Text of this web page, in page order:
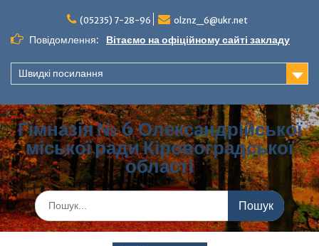
(05235) 7-28-96 olznz_6@ukr.net
Повідомлення: Вітаємо на офіційному сайті закладу
Швидкі посилання
Гімназія № 6 Олександрійської
міської ради Кіровоградської
області